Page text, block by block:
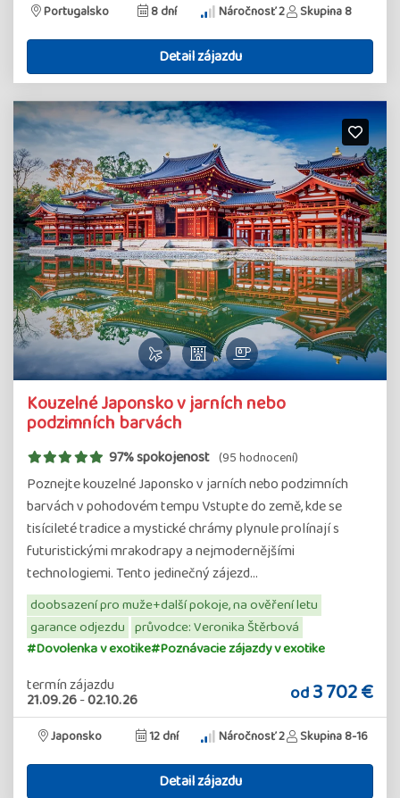
Portugalsko 8 dní Náročnosť 2 Skupina 8
Detail zájazdu
Kouzelné Japonsko v jarních nebo
podzimních barvách
97% spokojenost (95 hodnocení)
Poznejte kouzelné Japonsko v jarních nebo podzimních
barvách v pohodovém tempu Vstupte do země, kde se
tisícileté tradice a mystické chrámy plynule prolínají s
futuristickými mrakodrapy a nejmodernějšími
technologiemi. Tento jedinečný zájezd…
doobsazení pro muže+další pokoje, na ověření letu
garance odjezdu průvodce: Veronika Štěrbová
#Dovolenka v exotike#Poznávacie zájazdy v exotike
termín zájazdu
21.09.26-02.10.26 od3 702 €
Japonsko 12 dní Náročnosť 2 Skupina 8-16
Detail zájazdu